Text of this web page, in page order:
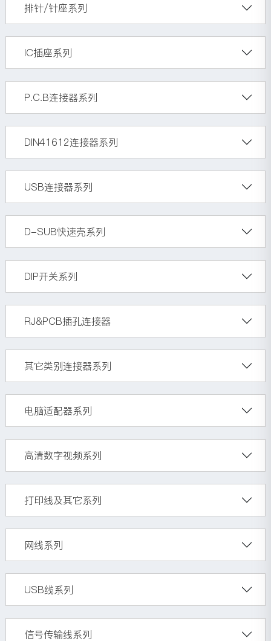
排针/针座系列
IC插座系列
P.C.B连接器系列
DIN41612连接器系列
USB连接器系列
D-SUB快速壳系列
DIP开关系列
RJ&PCB插孔连接器
其它类别连接器系列
电脑适配器系列
高清数字视频系列
打印线及其它系列
网线系列
USB线系列
信号传输线系列